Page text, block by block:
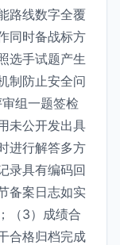
路线数字全覆
同时备战标方
选手试题产生
制防止安全问
组一题签检
未公开发出具
进行解答多方
录具有编码回
备案日志如实
（3）成绩合
合格归档完成